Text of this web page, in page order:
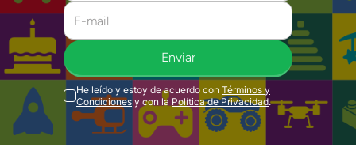
Enviar
He leído y estoy de acuerdo con Términos y
Condiciones y con la Política de Privacidad.